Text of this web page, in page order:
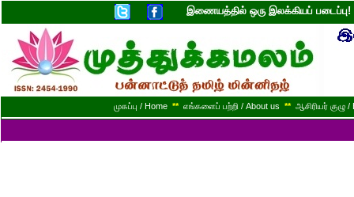
இணையத்தில் ஒரு இலக்கியப்
முகப்பு / Home ** எங்களைப் பற்றி / About us ** ஆசிரியர் குழு